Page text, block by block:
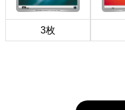
3枚